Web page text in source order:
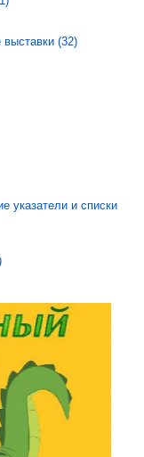
(32)
указатели и списки